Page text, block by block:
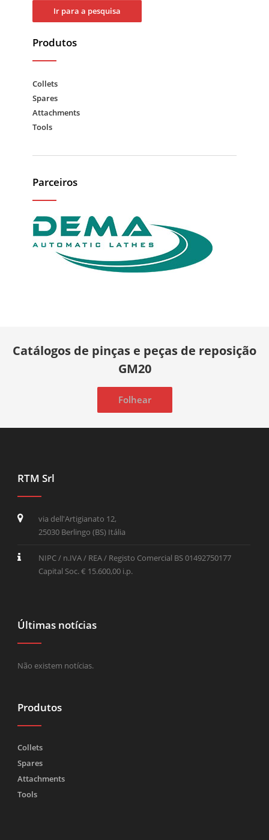
Ir para a pesquisa
Produtos
Collets
Spares
Attachments
Tools
Parceiros
Catálogos de pinças e peças de reposição
GM20
Folhear
RTM Srl
via dell'Artigianato 12,
25030 Berlingo (BS) Itália
NIPC / n.IVA / REA / Registo Comercial BS 01492750177
Capital Soc. € 15.600,00 i.p.
Últimas notícias
Não existem notícias.
Produtos
Collets
Spares
Attachments
Tools